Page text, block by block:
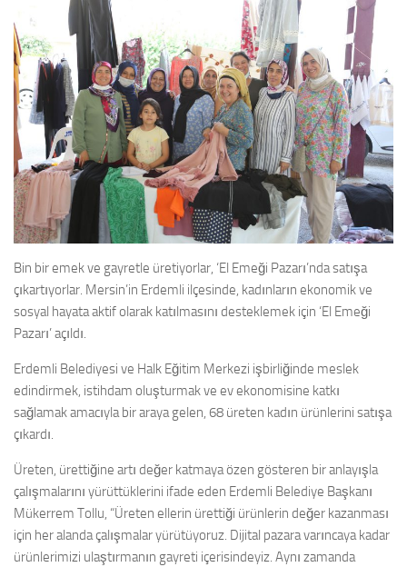
Bin bir emek ve gayretle üretiyorlar, ‘El Emeği Pazarı’nda satışa
çıkartıyorlar. Mersin’in Erdemli ilçesinde, kadınların ekonomik ve
sosyal hayata aktif olarak katılmasını desteklemek için ‘El Emeği
Pazarı’ açıldı.
Erdemli Belediyesi ve Halk Eğitim Merkezi işbirliğinde meslek
edindirmek, istihdam oluşturmak ve ev ekonomisine katkı
sağlamak amacıyla bir araya gelen, 68 üreten kadın ürünlerini satışa
çıkardı.
Üreten, ürettiğine artı değer katmaya özen gösteren bir anlayışla
çalışmalarını yürüttüklerini ifade eden Erdemli Belediye Başkanı
Mükerrem Tollu, “Üreten ellerin ürettiği ürünlerin değer kazanması
için her alanda çalışmalar yürütüyoruz. Dijital pazara varıncaya kadar
ürünlerimizi ulaştırmanın gayreti içerisindeyiz. Aynı zamanda